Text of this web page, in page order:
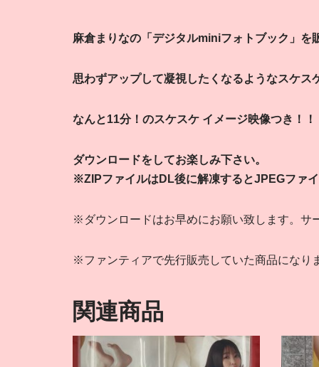
麻倉まりなの「デジタルminiフォトブック」 を
思わずアップして凝視したくなるようなスケス
なんと11分！のスケスケ イメージ映像つき！！
ダウンロードをしてお楽しみ下さい。
※ZIPファイルはDL後に解凍するとJPEGファ
※ダウンロードはお早めにお願い致します。サ
※ファンティアで先行販売していた商品になり
関連商品